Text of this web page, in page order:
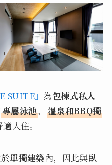
SUITE」 為包棟式私人
專屬泳池、 溫泉和BBQ獨
適入住。
單獨建築內，因此與臥